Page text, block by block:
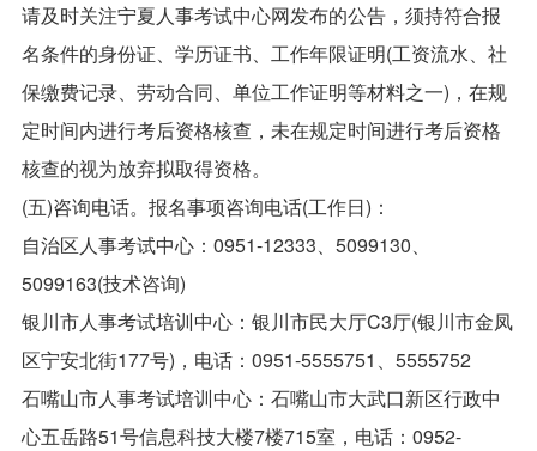
请及时关注宁夏人事考试中心网发布的公告，须持符合报
名条件的身份证、学历证书、工作年限证明(工资流水、社
保缴费记录、劳动合同、单位工作证明等材料之一)，在规
定时间内进行考后资格核查，未在规定时间进行考后资格
核查的视为放弃拟取得资格。
(五)咨询电话。报名事项咨询电话(工作日)：
自治区人事考试中心：0951-12333、5099130、
5099163(技术咨询)
银川市人事考试培训中心：银川市民大厅C3厅(银川市金凤
区宁安北街177号)，电话：0951-5555751、5555752
石嘴山市人事考试培训中心：石嘴山市大武口新区行政中
心五岳路51号信息科技大楼7楼715室，电话：0952-